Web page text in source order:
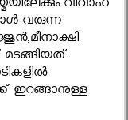
വിവാഹ
വരുന്ന
മടങ്ങിയത്.
ഇറങ്ങാനുള്ള